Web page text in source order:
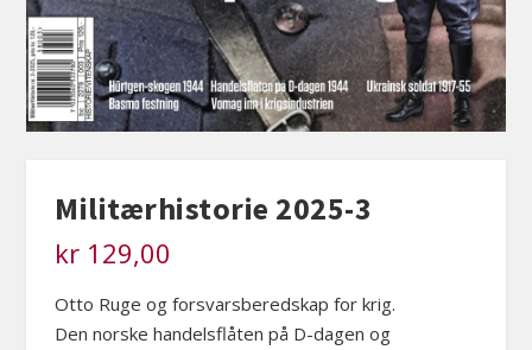
Militærhistorie 2025-3
kr 129,00
Otto Ruge og forsvarsberedskap for krig.
Den norske handelsflåten på D-dagen og